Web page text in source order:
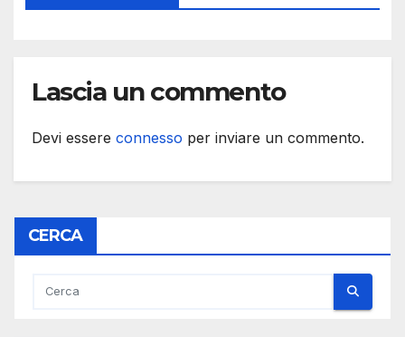
Lascia un commento
Devi essere connesso per inviare un commento.
CERCA